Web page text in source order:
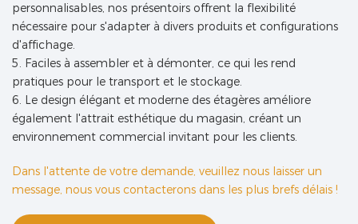
personnalisables, nos présentoirs offrent la flexibilité
nécessaire pour s'adapter à divers produits et configurations
d'affichage.
5. Faciles à assembler et à démonter, ce qui les rend
pratiques pour le transport et le stockage.
6. Le design élégant et moderne des étagères améliore
également l'attrait esthétique du magasin, créant un
environnement commercial invitant pour les clients.
Dans l'attente de votre demande, veuillez nous laisser un
message, nous vous contacterons dans les plus brefs délais !